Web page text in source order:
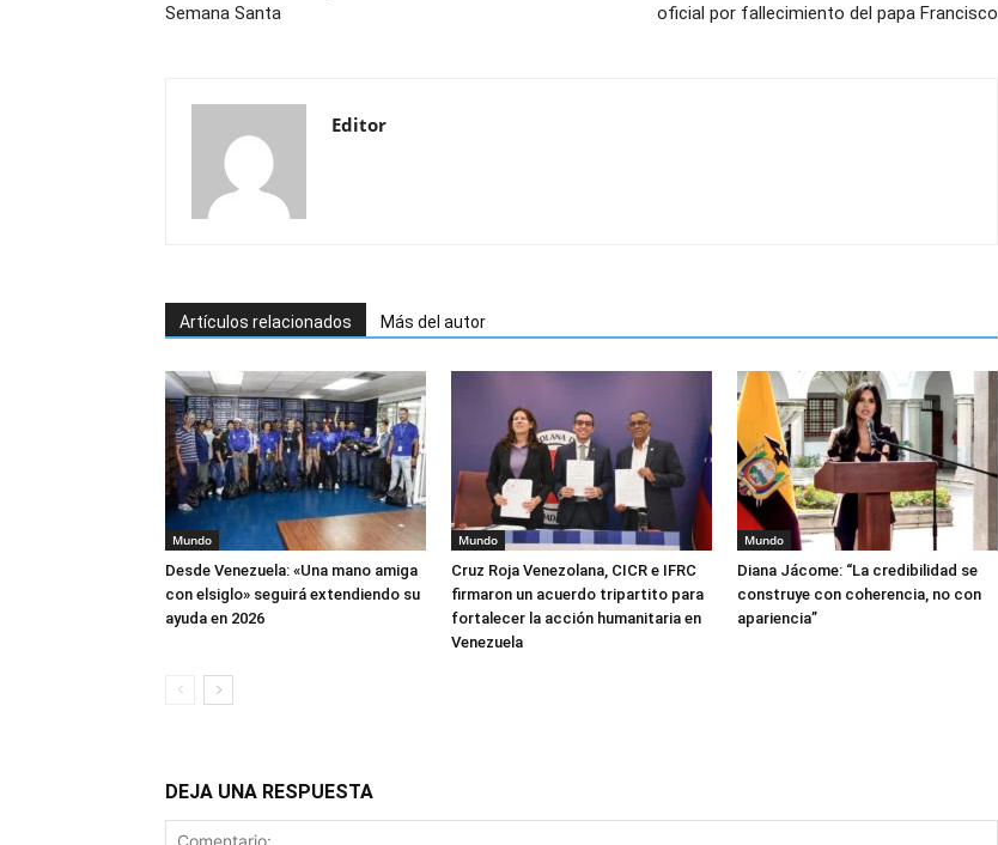
Semana Santa
oficial por fallecimiento del papa Francisco
Editor
Artículos relacionados Más del autor
Mundo
Desde Venezuela: «Una mano amiga
con elsiglo» seguirá extendiendo su
ayuda en 2026
Mundo
Cruz Roja Venezolana, CICR e IFRC
firmaron un acuerdo tripartito para
fortalecer la acción humanitaria en
Venezuela
Mundo
Diana Jácome: “La credibilidad se
construye con coherencia, no con
apariencia”
DEJA UNA RESPUESTA